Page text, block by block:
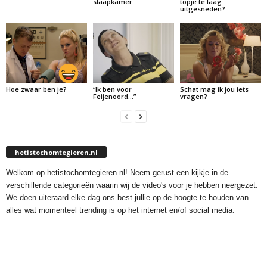
uitgesneden?
Hoe zwaar ben je?
“Ik ben voor
Feijenoord…”
Schat mag ik jou iets
vragen?
hetistochomtegieren.nl
Welkom op hetistochomtegieren.nl! Neem gerust een kijkje in de
verschillende categorieën waarin wij de video's voor je hebben neergezet.
We doen uiteraard elke dag ons best jullie op de hoogte te houden van
alles wat momenteel trending is op het internet en/of social media.